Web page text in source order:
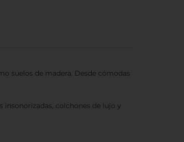
suelos de madera. Desde cómodas
insonorizadas, colchones de lujo y